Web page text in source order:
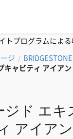
トプログラムによ
ジ / BRIDGESTONE
キャビティ アイアン
ド エ
アイアン